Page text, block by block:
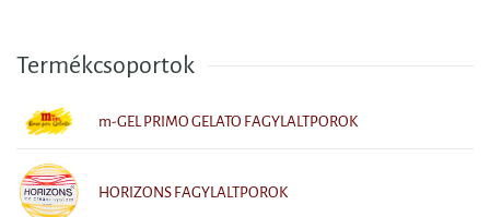
Termékcsoportok
m-GEL PRIMO GELATO FAGYLALTPOROK
HORIZONS FAGYLALTPOROK